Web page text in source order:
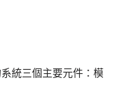
統三個主要元件：模